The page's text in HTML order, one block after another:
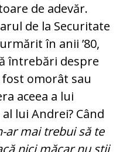
de adevăr.
de la Securitate
în anii ’80,
întrebări despre
omorât sau
aceea a lui
lui Andrei? Când
ar mai trebui să te
nici măcar nu știi